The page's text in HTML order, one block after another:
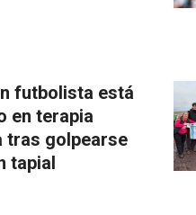
futbolista está
en terapia
tras golpearse
tapial